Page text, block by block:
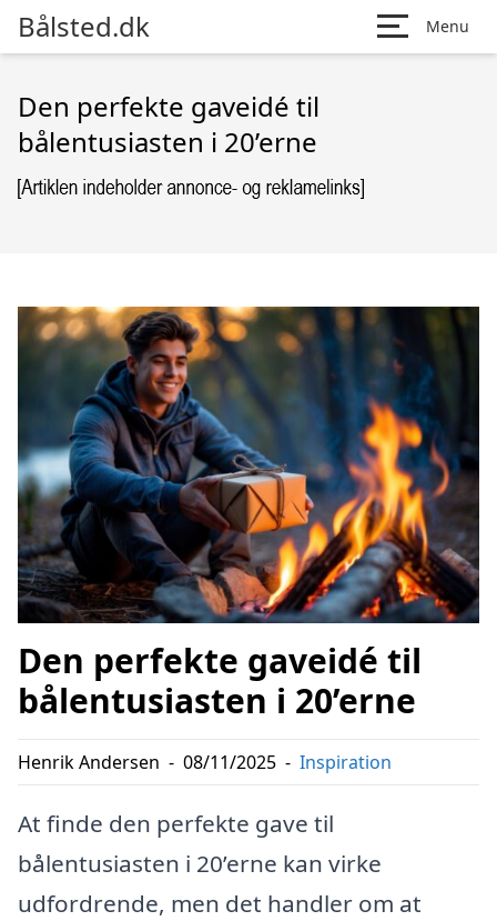
Bålsted.dk Menu
Den perfekte gaveidé til
bålentusiasten i 20’erne
Den perfekte gaveidé til
bålentusiasten i 20’erne
Henrik Andersen - 08/11/2025 - Inspiration
At finde den perfekte gave til
bålentusiasten i 20’erne kan virke
udfordrende, men det handler om at